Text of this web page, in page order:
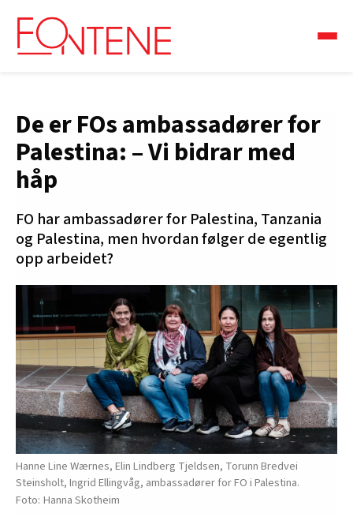
De er FOs ambassadører for
Palestina: – Vi bidrar med
håp
FO har ambassadører for Palestina, Tanzania
og Palestina, men hvordan følger de egentlig
opp arbeidet?
Hanne Line Wærnes, Elin Lindberg Tjeldsen, Torunn Bredvei
Steinsholt, Ingrid Ellingvåg, ambassadører for FO i Palestina.
Hanna Skotheim